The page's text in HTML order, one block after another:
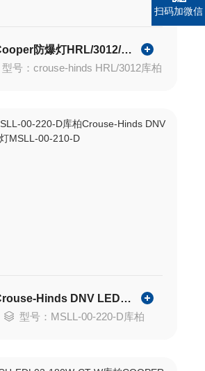
Cooper防爆灯HRL/3012/00/60W/57/EM2/1-220
型号：crouse-hinds HRL/3012库柏
Crouse-Hinds DNV LED灯MSLL-00-210-D
型号：MSLL-00-220-D库柏
扫码加微信